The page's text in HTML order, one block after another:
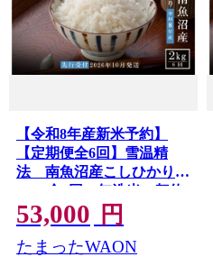
【令和8年産新米予約】
【定期便全6回】雪温精
法 南魚沼産こしひかり
2kg×全6回 無洗米 契約
栽培 雪蔵貯蔵米【2026年
10月中旬より1か月以内に
発送】
53,000 円
たまったWAON